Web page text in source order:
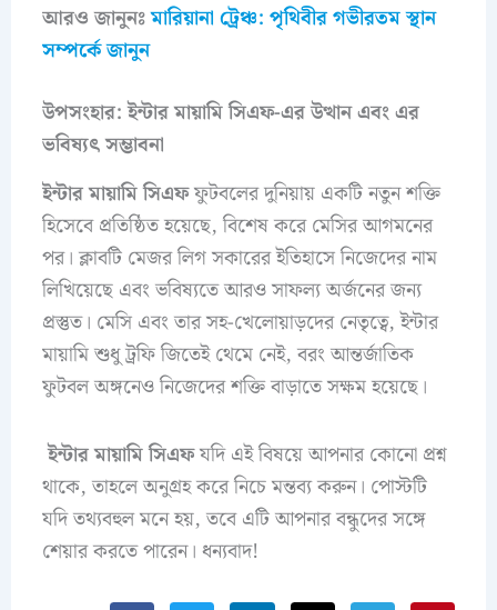
আরও জানুনঃমারিয়ানা ট্রেঞ্চ: পৃথিবীর গভীরতম স্থান
সম্পর্কে জানুন
উপসংহার: ইন্টার মায়ামি সিএফ-এর উত্থান এবং এর
ভবিষ্যৎ সম্ভাবনা
ইন্টার মায়ামি সিএফফুটবলের দুনিয়ায় একটি নতুন শক্তি
হিসেবে প্রতিষ্ঠিত হয়েছে, বিশেষ করে মেসির আগমনের
পর। ক্লাবটি মেজর লিগ সকারের ইতিহাসে নিজেদের নাম
লিখিয়েছে এবং ভবিষ্যতে আরও সাফল্য অর্জনের জন্য
প্রস্তুত। মেসি এবং তার সহ-খেলোয়াড়দের নেতৃত্বে, ইন্টার
মায়ামি শুধু ট্রফি জিতেই থেমে নেই, বরং আন্তর্জাতিক
ফুটবল অঙ্গনেও নিজেদের শক্তি বাড়াতে সক্ষম হয়েছে।
ইন্টার মায়ামি সিএফযদি এই বিষয়ে আপনার কোনো প্রশ্ন
থাকে, তাহলে অনুগ্রহ করে নিচে মন্তব্য করুন। পোস্টটি
যদি তথ্যবহুল মনে হয়, তবে এটি আপনার বন্ধুদের সঙ্গে
শেয়ার করতে পারেন। ধন্যবাদ!